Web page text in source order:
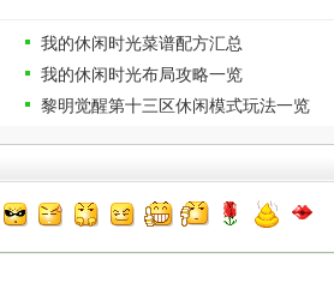
我的休闲时光菜谱配方汇总
我的休闲时光布局攻略一览
黎明觉醒第十三区休闲模式玩法一览